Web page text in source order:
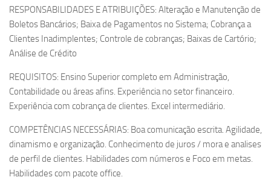
RESPONSABILIDADES E ATRIBUIÇÕES: Alteração e Manutenção de
Boletos Bancários; Baixa de Pagamentos no Sistema; Cobrança a
Clientes Inadimplentes; Controle de cobranças; Baixas de Cartório;
Análise de Crédito
REQUISITOS: Ensino Superior completo em Administração,
Contabilidade ou áreas afins. Experiência no setor financeiro.
Experiência com cobrança de clientes. Excel intermediário.
COMPETÊNCIAS NECESSÁRIAS: Boa comunicação escrita. Agilidade,
dinamismo e organização. Conhecimento de juros / mora e analises
de perfil de clientes. Habilidades com números e Foco em metas.
Habilidades com pacote office.